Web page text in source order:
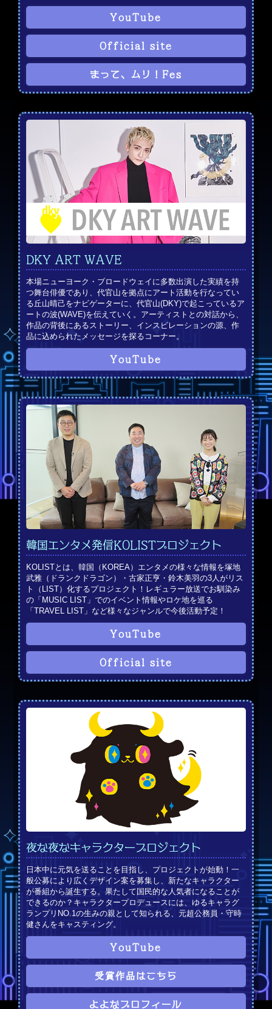
YouTube
Official site
まって、ムリ！Fes
DKY ART WAVE
本場ニューヨーク・ブロードウェイに多数出演した実績を持
つ舞台俳優であり、代官山を拠点にアート活動を行なってい
る丘山晴己をナビゲーターに、代官山(DKY)で起こっているア
ートの波(WAVE)を伝えていく。アーティストとの対話から、
作品の背後にあるストーリー、インスピレーションの源、作
品に込められたメッセージを探るコーナー。
YouTube
韓国エンタメ発信KOLISTプロジェクト
KOLISTとは、韓国（KOREA）エンタメの様々な情報を塚地
武雅（ドランクドラゴン）・古家正亨・鈴木美羽の3人がリス
ト（LIST）化するプロジェクト！レギュラー放送でお馴染み
の「MUSIC LIST」でのイベント情報やロケ地を巡る
「TRAVEL LIST」など様々なジャンルで今後活動予定！
YouTube
Official site
夜な夜なキャラクタープロジェクト
日本中に元気を送ることを目指し、プロジェクトが始動！一
般公募により広くデザイン案を募集し、新たなキャラクター
が番組から誕生する。果たして国民的な人気者になることが
できるのか？キャラクタープロデュースには、ゆるキャラグ
ランプリNO.1の生みの親として知られる、元超公務員・守時
健さんをキャスティング。
YouTube
受賞作品はこちら
よよなプロフィール